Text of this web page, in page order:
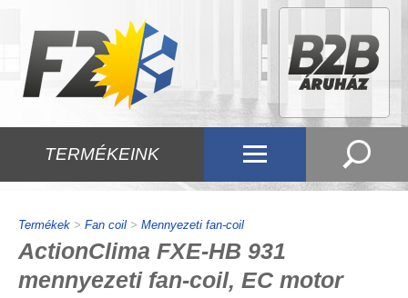
TERMÉKEINK
Termékek > Fan coil > Mennyezeti fan-coil
ActionClima FXE-HB 931
mennyezeti fan-coil, EC motor